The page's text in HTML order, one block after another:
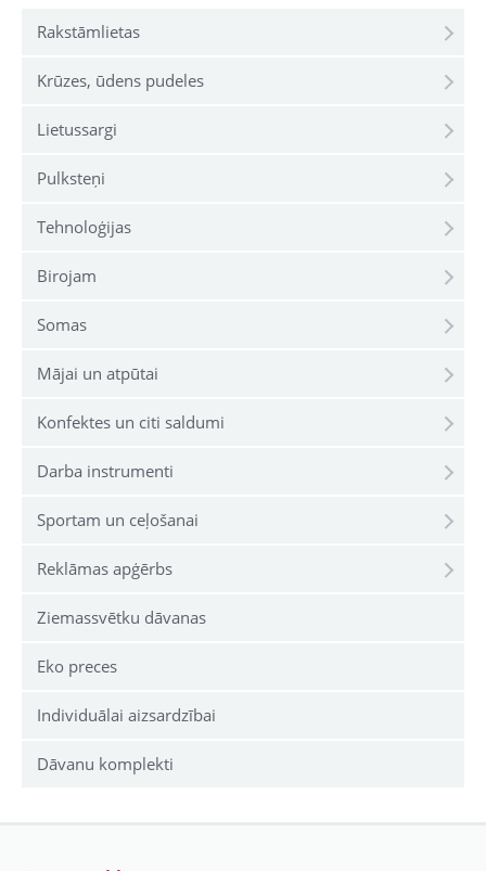
Rakstāmlietas
Krūzes, ūdens pudeles
Lietussargi
Pulksteņi
Tehnoloģijas
Birojam
Somas
Mājai un atpūtai
Konfektes un citi saldumi
Darba instrumenti
Sportam un ceļošanai
Reklāmas apģērbs
Ziemassvētku dāvanas
Eko preces
Individuālai aizsardzībai
Dāvanu komplekti